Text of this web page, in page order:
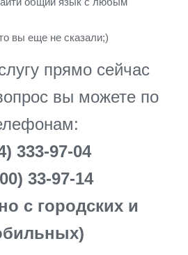
вы еще не сказали;)
прямо сейчас
вы можете по
333-97-04
33-97-14
с городских и